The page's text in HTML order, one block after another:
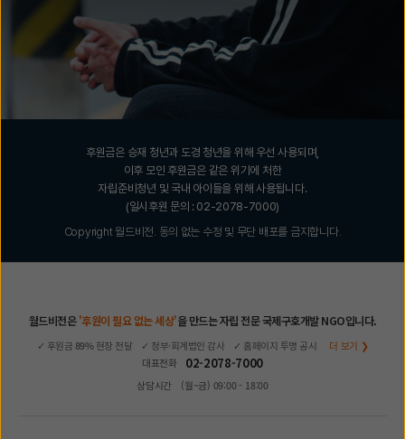
후원금은 승재 청년과 도경 청년을 위해 우선 사용되며,
이후 모인 후원금은 같은 위기에 처한
자립준비청년 및 국내 아이들을 위해 사용됩니다.
(일시후원 문의 : 02-2078-7000)
Copyright 월드비전. 동의 없는 수정 및 무단 배포를 금지합니다.
월드비전은'후원이 필요 없는 세상'을 만드는 자립 전문 국제구호개발 NGO입니다.
✓ 후원금 89%현장 전달 ✓ 정부·회계법인 감사 ✓ 홈페이지 투명 공시
더 보기 ❯
대표전화
02-2078-7000
상담시간 (월~금) 09:00 - 18:00